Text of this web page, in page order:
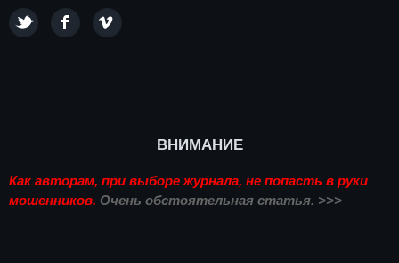
ВНИМАНИЕ
Как авторам, при выборе журнала, не попасть в руки
мошенников. Очень обстоятельная статья. >>>